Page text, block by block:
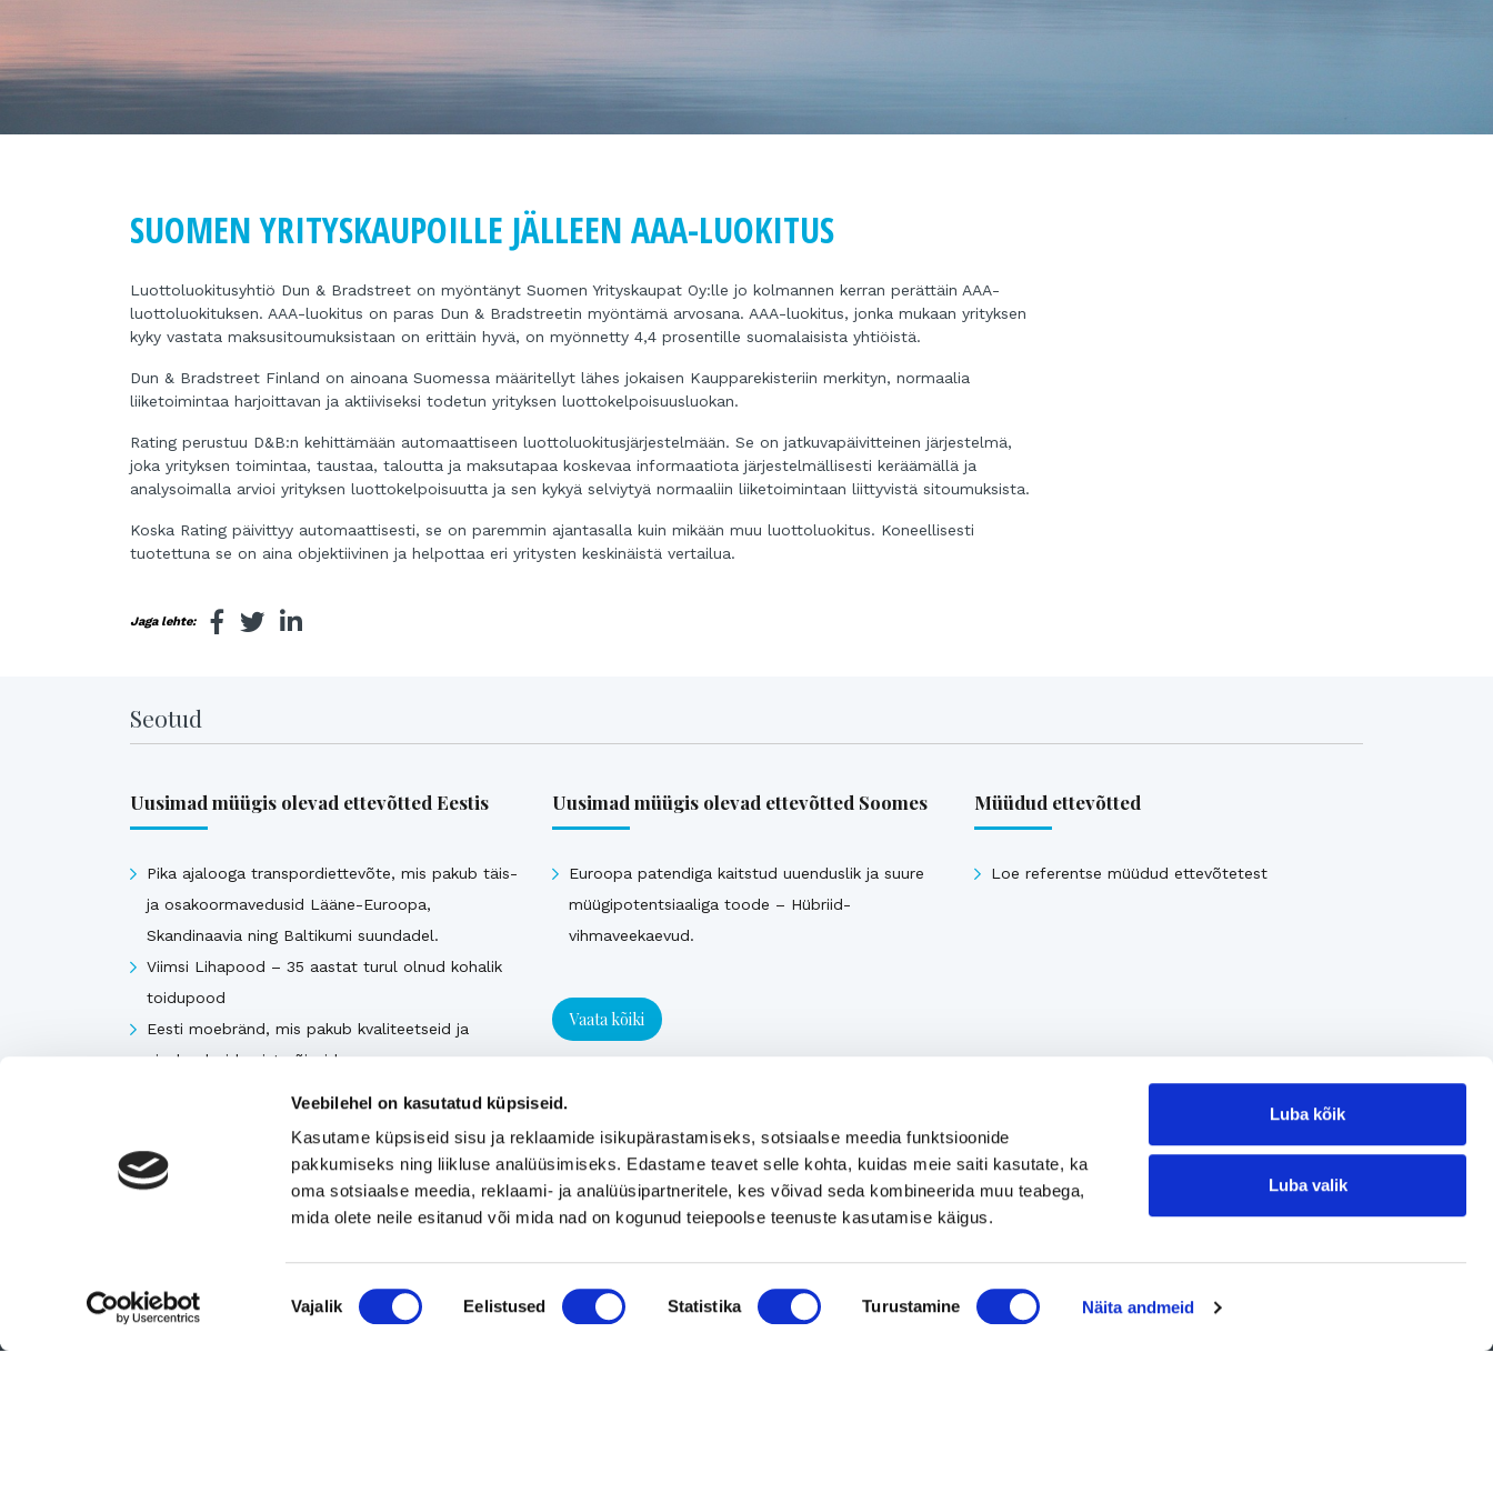
Veebilehel on kasutatud küpsiseid.
Kasutame küpsiseid sisu ja reklaamide isikupärastamiseks, sotsiaalse meedia funktsioonide
pakkumiseks ning liikluse analüüsimiseks. Edastame teavet selle kohta, kuidas meie saiti kasutate, ka
oma sotsiaalse meedia, reklaami- ja analüüsipartneritele, kes võivad seda kombineerida muu teabega,
mida olete neile esitanud või mida nad on kogunud teiepoolse teenuste kasutamise käigus.
Nõusoleku
valik
Vajalik Eelistused Statistika Turustamine Näita andmeid
Luba kõik
Luba valik
SUOMEN YRITYSKAUPOILLE JÄLLEEN AAA-LUOKITUS
Luottoluokitusyhtiö Dun & Bradstreet on myöntänyt Suomen Yrityskaupat Oy:lle jo kolmannen kerran perättäin AAA-
luottoluokituksen. AAA-luokitus on paras Dun & Bradstreetin myöntämä arvosana. AAA-luokitus, jonka mukaan yrityksen
kyky vastata maksusitoumuksistaan on erittäin hyvä, on myönnetty 4,4 prosentille suomalaisista yhtiöistä.
Dun & Bradstreet Finland on ainoana Suomessa määritellyt lähes jokaisen Kaupparekisteriin merkityn, normaalia
liiketoimintaa harjoittavan ja aktiiviseksi todetun yrityksen luottokelpoisuusluokan.
Rating perustuu D&B:n kehittämään automaattiseen luottoluokitusjärjestelmään. Se on jatkuvapäivitteinen järjestelmä,
joka yrityksen toimintaa, taustaa, taloutta ja maksutapaa koskevaa informaatiota järjestelmällisesti keräämällä ja
analysoimalla arvioi yrityksen luottokelpoisuutta ja sen kykyä selviytyä normaaliin liiketoimintaan liittyvistä sitoumuksista.
Koska Rating päivittyy automaattisesti, se on paremmin ajantasalla kuin mikään muu luottoluokitus. Koneellisesti
tuotettuna se on aina objektiivinen ja helpottaa eri yritysten keskinäistä vertailua.
Jaga lehte:
Seotud
Uusimad müügis olevad ettevõtted Eestis
Pika ajalooga transpordiettevõte, mis pakub täis-
ja osakoormavedusid Lääne-Euroopa,
Skandinaavia ning Baltikumi suundadel.
Viimsi Lihapood – 35 aastat turul olnud kohalik
toidupood
Eesti moebränd, mis pakub kvaliteetseid ja
ainulaadseid naisterõivaid.
Rahvusvaheliselt tunnustatud metall- ja
tekstiilkompensaatorite projekteerija ja tootja.
Uusimad müügis olevad ettevõtted Soomes
Euroopa patendiga kaitstud uuenduslik ja suure
müügipotentsiaaliga toode – Hübriid-
vihmaveekaevud.
Vaata kõiki
Müüdud ettevõtted
Loe referentse müüdud ettevõtetest
Jätke kontaktisoov